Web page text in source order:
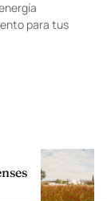
para tus